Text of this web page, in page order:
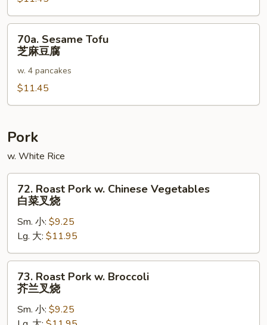
Style
四
Sesame
Tofu
豆
70a. Sesame Tofu
芝麻豆腐
w. 4 pancakes
$11.45
Pork
w. White Rice
Roast
Pork
Chinese
Vegetables
白
72. Roast Pork w. Chinese Vegetables
白菜叉烧
Sm. 小: $9.25
Lg. 大: $11.95
Roast
Pork
73. Roast Pork w. Broccoli
芥兰叉烧
Sm. 小: $9.25